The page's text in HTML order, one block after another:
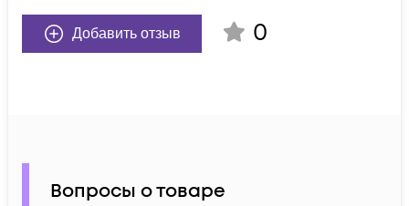
Добавить отзыв 0
Вопросы о товаре